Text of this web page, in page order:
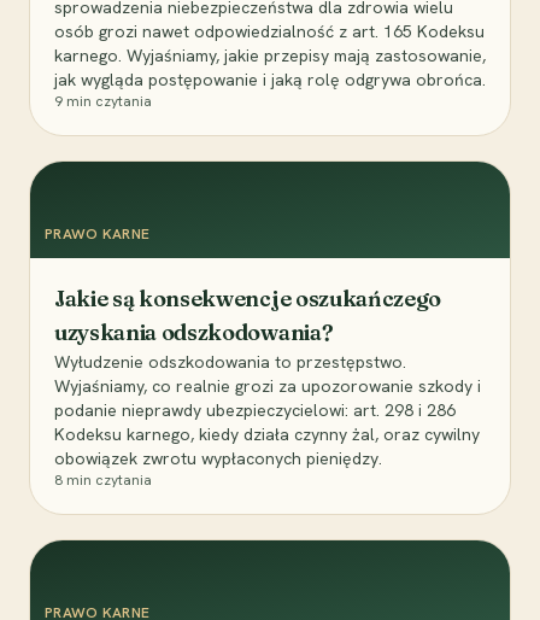
sprowadzenia niebezpieczeństwa dla zdrowia wielu
osób grozi nawet odpowiedzialność z art. 165 Kodeksu
karnego. Wyjaśniamy, jakie przepisy mają zastosowanie,
jak wygląda postępowanie i jaką rolę odgrywa obrońca.
9 min czytania
PRAWO KARNE
Jakie są konsekwencje oszukańczego
uzyskania odszkodowania?
Wyłudzenie odszkodowania to przestępstwo.
Wyjaśniamy, co realnie grozi za upozorowanie szkody i
podanie nieprawdy ubezpieczycielowi: art. 298 i 286
Kodeksu karnego, kiedy działa czynny żal, oraz cywilny
obowiązek zwrotu wypłaconych pieniędzy.
8 min czytania
PRAWO KARNE